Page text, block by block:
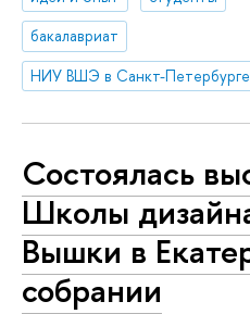
бакалавриат
НИУ ВШЭ в Санкт-Петербурге
Состоялась
Школы
Вышки в
собрании